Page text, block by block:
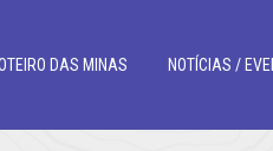
DAS MINAS NOTÍCIAS /